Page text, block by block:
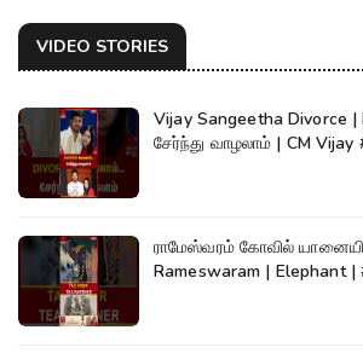
VIDEO STORIES
Vijay Sangeetha Divorce
சேர்ந்து வாழலாம் | CM Vijay
ராமேஸ்வரம் கோவில்
Rameswaram | Elephant |